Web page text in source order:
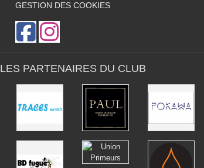
GESTION DES COOKIES
LES PARTENAIRES DU CLUB